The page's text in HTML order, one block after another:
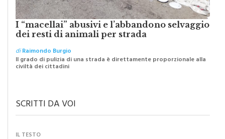
I “macellai” abusivi e l’abbandono selvaggio
dei resti di animali per strada
diRaimondo Burgio
SCRITTI DA VOI